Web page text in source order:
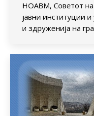
НОАВМ, Советот
јавни институции
и здруженија на